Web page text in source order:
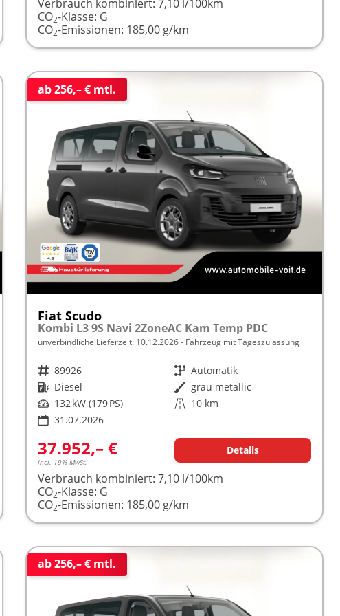
Verbrauch kombiniert: 7,10 l/100km
CO2-Klasse: G
CO2-Emissionen: 185,00 g/km
ab 256,– € mtl.
Fiat Scudo
Kombi L3 9S Navi 2ZoneAC Kam Temp PDC
unverbindliche Lieferzeit: 10.12.2026 Fahrzeug mit Tageszulassung
Fahrzeugnr. 89926 Getriebe Automatik
Kraftstoff Diesel Außenfarbe grau metallic
Leistung 132 kW (179 PS) Kilometerstand 10 km
31.07.2026
37.952,– €
incl. 19% MwSt.
Details
Verbrauch kombiniert: 7,10 l/100km
CO2-Klasse: G
CO2-Emissionen: 185,00 g/km
ab 256,– € mtl.